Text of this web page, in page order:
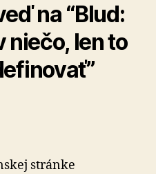
na “Blud:
niečo, len to
stránke